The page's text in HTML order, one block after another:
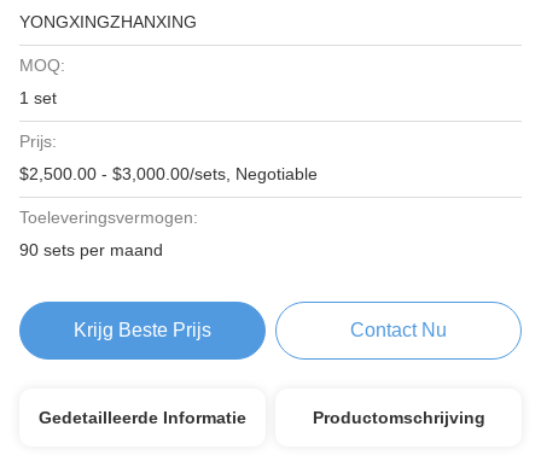
YONGXINGZHANXING
MOQ:
1 set
Prijs:
$2,500.00 - $3,000.00/sets, Negotiable
Toeleveringsvermogen:
90 sets per maand
Krijg Beste Prijs Contact Nu
Gedetailleerde Informatie Productomschrijving